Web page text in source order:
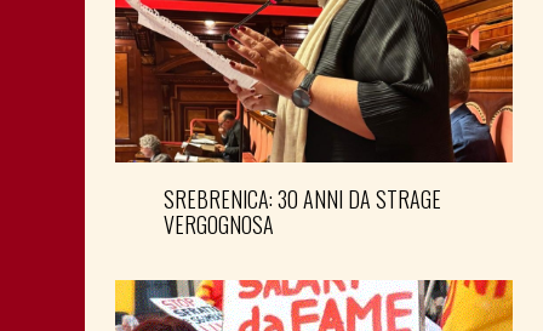
SREBRENICA: 30 ANNI DA STRAGE
VERGOGNOSA